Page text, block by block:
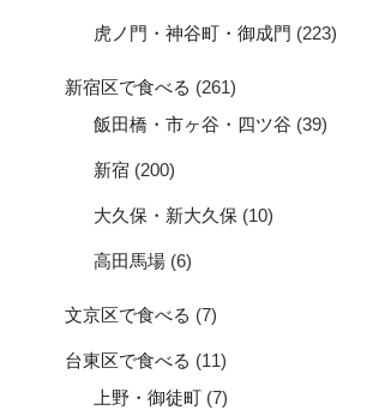
虎ノ門・神谷町・御成門 (223)
新宿区で食べる (261)
飯田橋・市ヶ谷・四ツ谷 (39)
新宿 (200)
大久保・新大久保 (10)
高田馬場 (6)
文京区で食べる (7)
台東区で食べる (11)
上野・御徒町 (7)